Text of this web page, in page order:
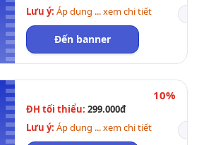
Lưu ý: Áp dụng ... xem chi tiết
Đến banner
10%
ĐH tối thiểu: 299.000đ
Lưu ý: Áp dụng ... xem chi tiết